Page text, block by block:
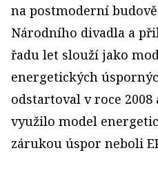
na postmoderní
Národního divadla a
řadu let slouží jako
energetických
odstartoval v roce
využilo model
zárukou úspor neboli